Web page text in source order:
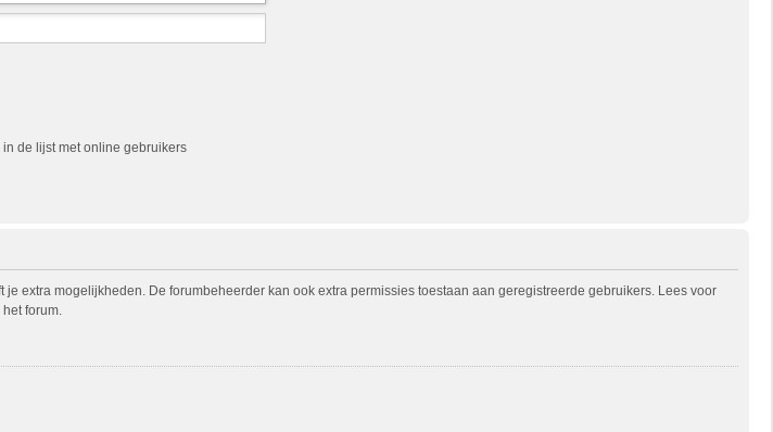
de lijst met online gebruikers
extra mogelijkheden. De forumbeheerder kan ook extra permissies toestaan aan geregistreerde gebruikers. Lees voor
forum.